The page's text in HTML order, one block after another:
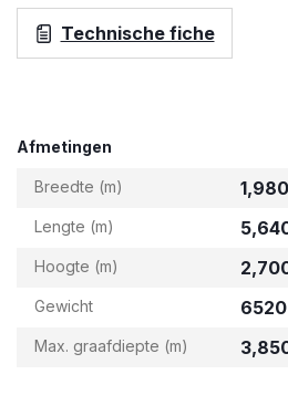
Technische fiche
Afmetingen
Breedte (m)
Lengte (m)
Hoogte (m)
Gewicht
Max. graafdiepte (m)